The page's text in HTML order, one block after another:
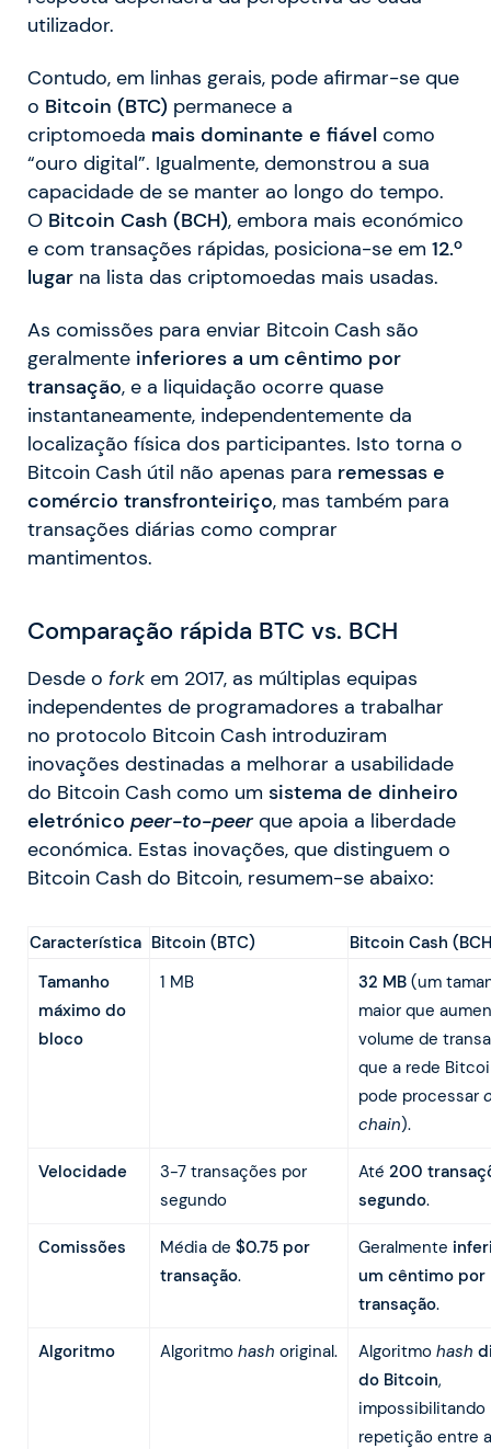
utilizador.
Contudo, em linhas gerais, pode afirmar-se que
o Bitcoin (BTC) permanece a
criptomoeda mais dominante e fiável como
“ouro digital”. Igualmente, demonstrou a sua
capacidade de se manter ao longo do tempo.
O Bitcoin Cash (BCH), embora mais económico
e com transações rápidas, posiciona-se em 12.º
lugar na lista das criptomoedas mais usadas.
As comissões para enviar Bitcoin Cash são
geralmente inferiores a um cêntimo por
transação, e a liquidação ocorre quase
instantaneamente, independentemente da
localização física dos participantes. Isto torna o
Bitcoin Cash útil não apenas para remessas e
comércio transfronteiriço, mas também para
transações diárias como comprar
mantimentos.
Comparação rápida BTC vs. BCH
Desde o fork em 2017, as múltiplas equipas
independentes de programadores a trabalhar
no protocolo Bitcoin Cash introduziram
inovações destinadas a melhorar a usabilidade
do Bitcoin Cash como um sistema de dinheiro
eletrónico peer-to-peerque apoia a liberdade
económica. Estas inovações, que distinguem o
Bitcoin Cash do Bitcoin, resumem-se abaixo:
Característica Bitcoin (BTC)
Bitcoin Cash
Tamanho
máximo do
bloco
1 MB 32 MB(um
maior que
volume de
que a rede
pode processar
chain).
Velocidade
3-7 transações por
segundo
Até 200
segundo.
Comissões Média de $0.75 por
transação.
Geralmente
um cêntimo por
transação.
Algoritmo Algoritmo hash original. Algoritmo hash
do Bitcoin,
impossibilitando
repetição entre